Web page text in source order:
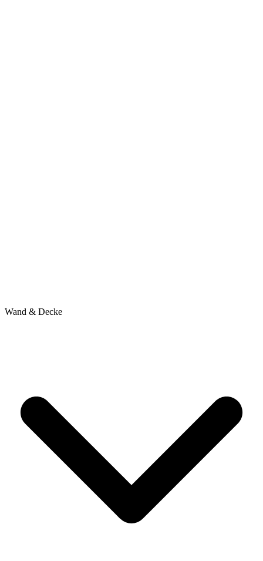
Wand & Decke